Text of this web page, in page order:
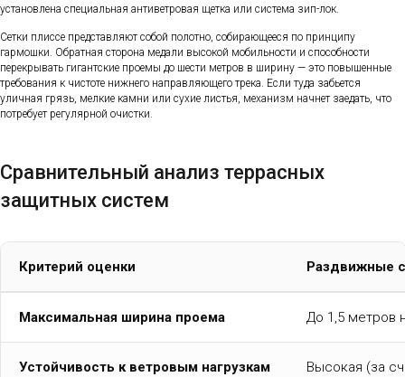
установлена специальная антиветровая щетка или система зип-лок.
Сетки плиссе представляют собой полотно, собирающееся по принципу
гармошки. Обратная сторона медали высокой мобильности и способности
перекрывать гигантские проемы до шести метров в ширину — это повышенные
требования к чистоте нижнего направляющего трека. Если туда забьется
уличная грязь, мелкие камни или сухие листья, механизм начнет заедать, что
потребует регулярной очистки.
Сравнительный анализ террасных
защитных систем
Критерий оценки Раздвижные
Максимальная ширина проема До 1,5 метров
Устойчивость к ветровым нагрузкам Высокая (за